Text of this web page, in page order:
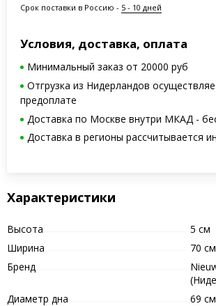
Срок поставки в Россию - 5 - 10 дней
Условия, доставка, оплата
Минимальный заказ от 20000 руб
Отгрузка из Нидерландов
предоплате
Доставка по Москве внутри МКАД -
Доставка в регионы рассчитывается
Характеристики
Высота
5 см
Ширина
70 см
Бренд
Диаметр дна
69 см